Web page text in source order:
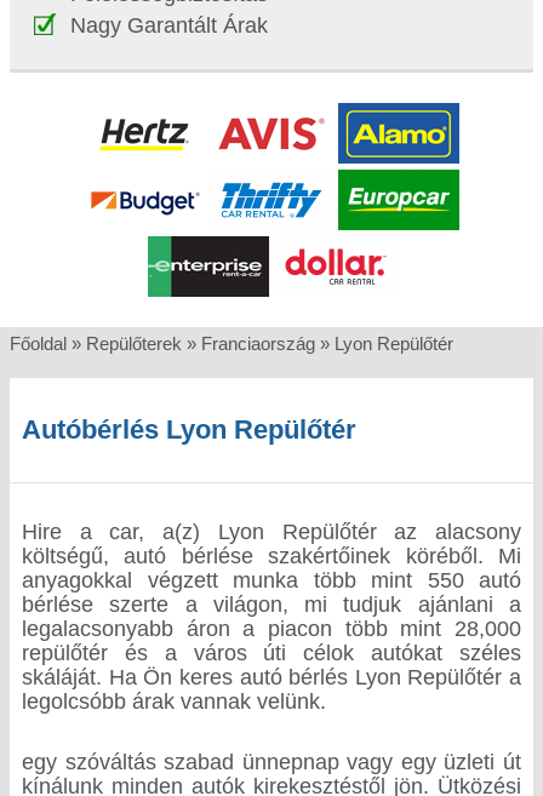
Nagy Garantált Árak
Főoldal » Repülőterek » Franciaország » Lyon Repülőtér
Autóbérlés Lyon Repülőtér
Hire a car, a(z) Lyon Repülőtér az alacsony
költségű, autó bérlése szakértőinek köréből. Mi
anyagokkal végzett munka több mint 550 autó
bérlése szerte a világon, mi tudjuk ajánlani a
legalacsonyabb áron a piacon több mint 28,000
repülőtér és a város úti célok autókat széles
skáláját. Ha Ön keres autó bérlés Lyon Repülőtér a
legolcsóbb árak vannak velünk.
egy szóváltás szabad ünnepnap vagy egy üzleti út
kínálunk minden autók kirekesztéstől jön. Ütközési